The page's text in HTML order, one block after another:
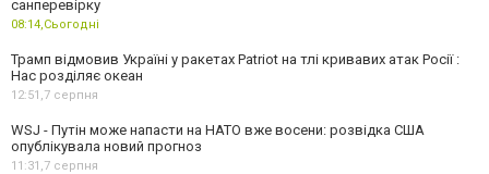
санперевірку
08:14,Сьогодні
Трамп відмовив Україні у ракетах Patriot на тлі кривавих атак Росії :
Нас розділяє океан
12:51,7 серпня
WSJ - Путін може напасти на НАТО вже восени: розвідка США
опублікувала новий прогноз
11:31,7 серпня